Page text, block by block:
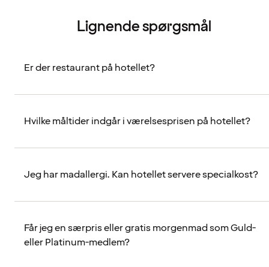
Lignende spørgsmål
Er der restaurant på hotellet?
Hvilke måltider indgår i værelsesprisen på hotellet?
Jeg har madallergi. Kan hotellet servere specialkost?
Får jeg en særpris eller gratis morgenmad som Guld-
eller Platinum-medlem?